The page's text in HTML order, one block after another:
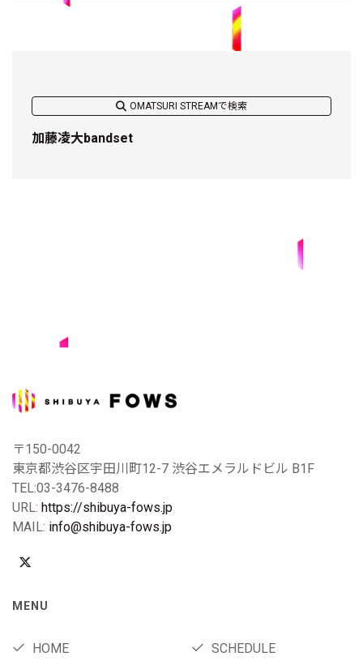
OMATSURI STREAMで検索
加藤凌大bandset
〒150-0042
東京都渋谷区宇田川町12-7 渋谷エメラルドビル B1F
TEL:03-3476-8488
URL: https://shibuya-fows.jp
MAIL: info@shibuya-fows.jp
MENU
HOME SCHEDULE